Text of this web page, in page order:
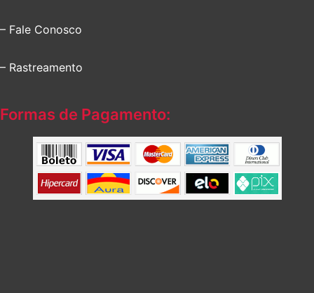
– Fale Conosco
– Rastreamento
Formas de Pagamento: